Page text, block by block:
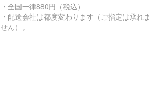
・全国一律880円（税込）
・配送会社は都度変わります（ご指定は承れま
せん）。